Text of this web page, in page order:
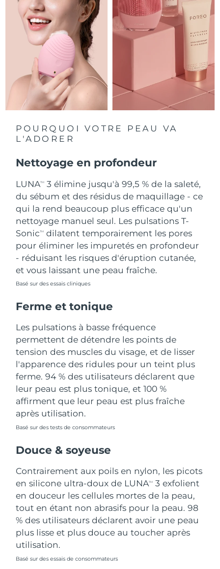
POURQUOI VOTRE PEAU VA
L'ADORER
Nettoyage en profondeur
LUNATM
3 élimine jusqu'à 99,5 % de la saleté,
du sébum et des résidus de maquillage - ce
qui la rend beaucoup plus efficace qu'un
nettoyage manuel seul. Les pulsations T-
SonicTM
dilatent temporairement les pores
pour éliminer les impuretés en profondeur
- réduisant les risques d'éruption cutanée,
et vous laissant une peau fraîche.
Basé sur des essais cliniques
Ferme et tonique
Les pulsations à basse fréquence
permettent de détendre les points de
tension des muscles du visage, et de lisser
l'apparence des ridules pour un teint plus
ferme. 94 % des utilisateurs déclarent que
leur peau est plus tonique, et 100 %
affirment que leur peau est plus fraîche
après utilisation.
Basé sur des tests de consommateurs
Douce & soyeuse
Contrairement aux poils en nylon, les picots
en silicone ultra-doux de LUNATM
3 exfolient
en douceur les cellules mortes de la peau,
tout en étant non abrasifs pour la peau. 98
% des utilisateurs déclarent avoir une peau
plus lisse et plus douce au toucher après
utilisation.
Basé sur des essais de consommateurs
Singapour Livraison estimée 8/13/26
Slovaquie Livraison estimée 8/11/26
Afrique du Sud Livraison estimée8/19/26
Corée du Sud Livraison estimée8/13/26
Espagne
Suisse
Taïwan Livraison estimée 8/16/26
Thaïlande Livraison estimée
Turquie Livraison estimée8/12/26
Émirats arabes unis Livraison estimée 8/12/26
Royaume-Uni
États-Unis
Ouzbékistan Livraison estimée
Viêt Nam Livraison estimée8/17/26